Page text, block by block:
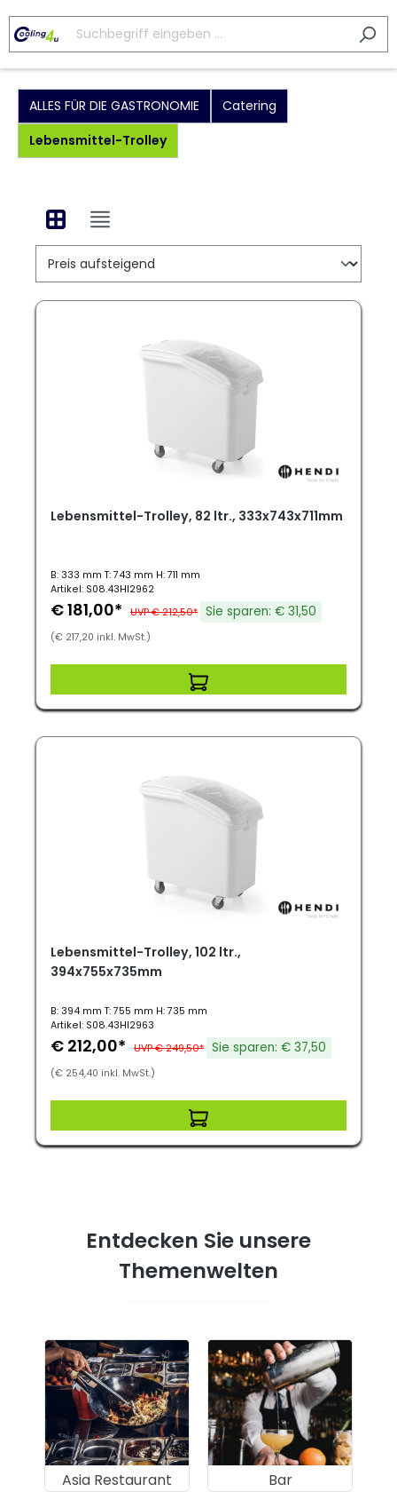
ALLES FÜR DIE GASTRONOMIE
Catering
Lebensmittel-Trolley
Lebensmittel-Trolley, 82 ltr., 333x743x711mm
B: 333 mm T: 743 mm H: 711 mm
Artikel: S08.43HI2962
€ 181,00* UVP € 212,50* Sie sparen: € 31,50
(€ 217,20 inkl. MwSt.)
Lebensmittel-Trolley, 102 ltr.,
394x755x735mm
B: 394 mm T: 755 mm H: 735 mm
Artikel: S08.43HI2963
€ 212,00* UVP € 249,50* Sie sparen: € 37,50
(€ 254,40 inkl. MwSt.)
Entdecken Sie unsere
Themenwelten
Asia Restaurant Bar